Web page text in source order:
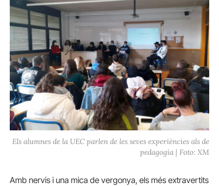
Els alumnes de la UEC parlen de les seves experiències als de
pedagogia | Foto: XM
Amb nervis i una mica de vergonya, els més extravertits